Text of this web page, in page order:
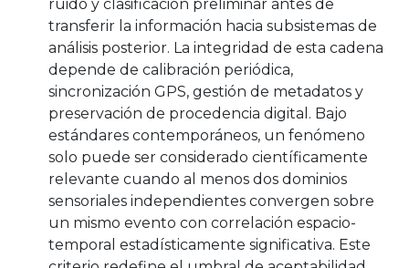
ruido y clasificación preliminar antes de
transferir la información hacia subsistemas de
análisis posterior. La integridad de esta cadena
depende de calibración periódica,
sincronización GPS, gestión de metadatos y
preservación de procedencia digital. Bajo
estándares contemporáneos, un fenómeno
solo puede ser considerado científicamente
relevante cuando al menos dos dominios
sensoriales independientes convergen sobre
un mismo evento con correlación espacio-
temporal estadísticamente significativa. Este